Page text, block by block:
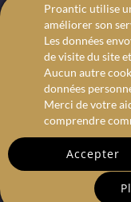
CONDITIONS
Mentions légales
Protection des
Recherche
Proantic utilise
améliorer son
Les données
de visite du site
Aucun autre
données
Merci de votre
comprendre
Accepter